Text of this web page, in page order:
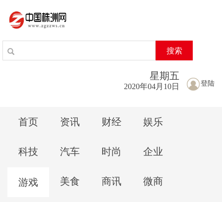
搜索
登陆
星期五
2020年04月10日
首页 资讯 财经 娱乐
科技 汽车 时尚 企业
游戏 美食 商讯 微商